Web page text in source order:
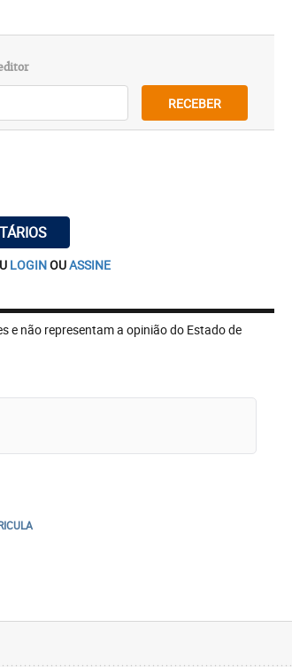
RECEBER
LOGINOUASSINE
e não representam a opinião do Estado de